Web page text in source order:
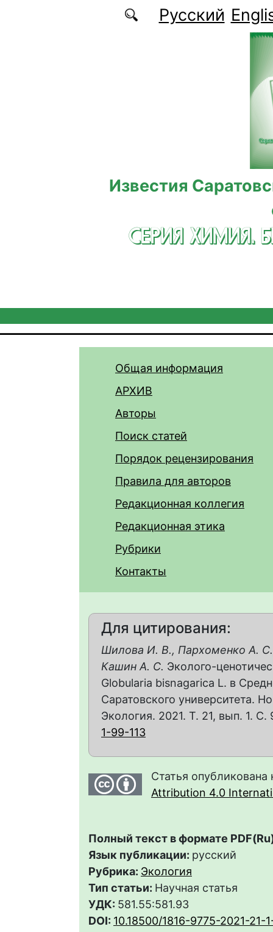
Перейти к основному содержаниюРусский
Известия
СЕРИЯ ХИМИЯ.
Общая информация
АРХИВ
Авторы
Поиск статей
Порядок рецензирования
Правила для авторов
Редакционная коллегия
Редакционная этика
Рубрики
Контакты
Для цитирования:
Шилова И. В., Пархоменко А.
Кашин А. С. Эколого-
Globularia bisnagarica L. в
Саратовского университета.
Экология. 2021. Т. 21, вып. 1. С.
1-99-113
Статья
Attribution 4.0
Полный текст в формате
Язык публикации: русский
Рубрика: Экология
Тип статьи: Научная статья
УДК: 581.55:581.93
DOI: 10.18500/1816-9775-2021-21-